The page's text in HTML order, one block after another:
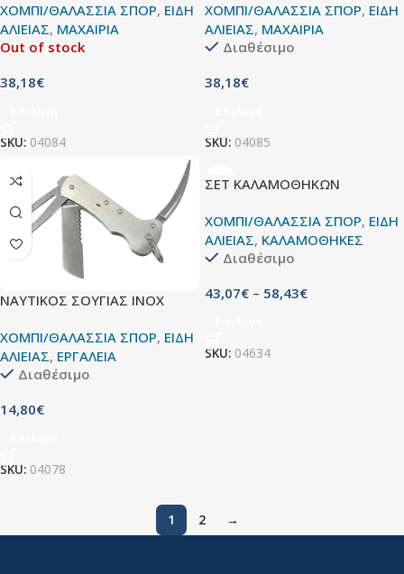
ΧΟΜΠΙ/ΘΑΛΑΣΣΙΑ ΣΠΟΡ, ΕΙΔΗ
ΑΛΙΕΙΑΣ, ΜΑΧΑΙΡΙΑ
Out of stock
38,18€
SKU: 04084
ΧΟΜΠΙ/ΘΑΛΑΣΣΙΑ ΣΠΟΡ, ΕΙΔΗ
ΑΛΙΕΙΑΣ, ΜΑΧΑΙΡΙΑ
Διαθέσιμο
38,18€
SKU: 04085
ΝΑΥΤΙΚΟΣ ΣΟΥΓΙΑΣ ΙΝΟΧ
ΧΟΜΠΙ/ΘΑΛΑΣΣΙΑ ΣΠΟΡ, ΕΙΔΗ
ΑΛΙΕΙΑΣ, ΕΡΓΑΛΕΙΑ
Διαθέσιμο
14,80€
SKU: 04078
ΣΕΤ ΚΑΛΑΜΟΘΗΚΩΝ
ΧΟΜΠΙ/ΘΑΛΑΣΣΙΑ ΣΠΟΡ, ΕΙΔΗ
ΑΛΙΕΙΑΣ, ΚΑΛΑΜΟΘΗΚΕΣ
Διαθέσιμο
43,07€ – 58,43€
SKU: 04634
1 2 →